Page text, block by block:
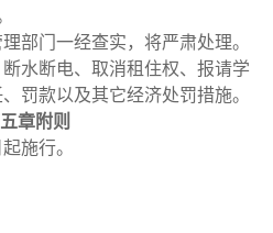
部门一经查实，将严肃处理。
水断电、取消租住权、报请学
罚款以及其它经济处罚措施。
章附则
施行。